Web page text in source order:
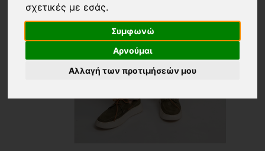
σχετικές με εσάς.
Συμφωνώ
Αρνούμαι
Αλλαγή των προτιμήσεών μου